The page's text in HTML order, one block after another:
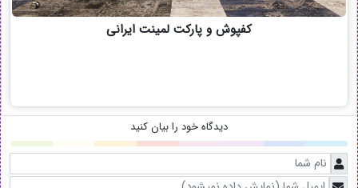
کفپوش و پارکت لمینت ایرانی
دیدگاه خود را بیان کنید